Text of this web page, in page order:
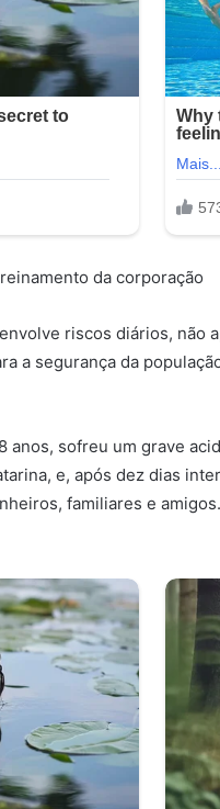
da corporação
riscos diários, não
a segurança da
anos, sofreu um grave
e, após dez dias
familiares e amigos.